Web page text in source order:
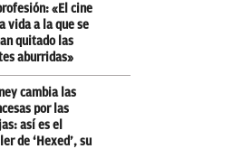
«El cine
vida a la que se
quitado las
aburridas»
cambia las
por las
así es el
de ‘Hexed’, su